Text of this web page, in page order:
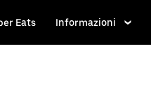
Eats Informazioni